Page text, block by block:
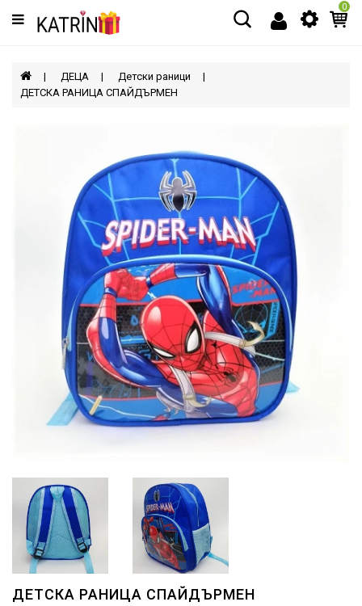
Категории
МЪЖЕ
АКСЕСОАРИ
0
ДЕЦА
Детски раници
ДЕТСКА РАНИЦА СПАЙДЪРМЕН
ДЕТСКА РАНИЦА СПАЙДЪРМЕН